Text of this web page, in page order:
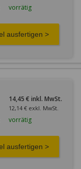
vorrätig
14,45 € inkl. MwSt.
12,14 € exkl. MwSt.
vorrätig